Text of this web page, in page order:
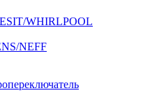
WHIRLPOOL
NEFF